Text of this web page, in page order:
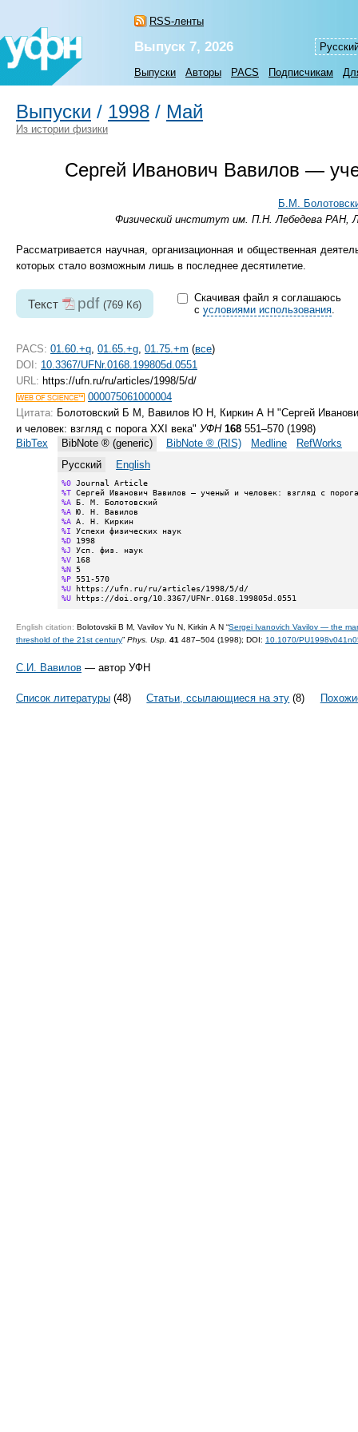
RSS-ленты
Выпуск 7, 2026
Выпуски Авторы PACS Подписчикам
Выпуски / 1998 / Май
Из истории физики
Сергей Иванович Вавилов —
Б.М.
Физический институт им. П.Н. Лебедева РАН,
Рассматривается научная, организационная и общественная
которых стало возможным лишь в последнее десятилетие.
Текст pdf (769 Кб)
Скачивая файл я соглашаюсь
с условиями использования.
PACS: 01.60.+q 01.65.+g 01.75.+m (все)
DOI: 10.3367/UFNr.0168.199805d.0551
URL: https://ufn.ru/ru/articles/1998/5/d/
000075061000004
Цитата: Болотовский Б М, Вавилов Ю Н, Киркин А Н "Сергей
и человек: взгляд с порога XXI века" УФН 168 551–570 (1998)
BibTex
BibNote ® (generic) BibNote ® (RIS) Medline
RefWorks
Русский
English
%0
%T
%A
%A
%A
%I
%D
%J
%V
%N
%P
%U
%U https://doi.org/10.3367/UFNr.0168.199805d.0551
English citation: Bolotovskii B M, Vavilov Yu N, Kirkin A N “Sergei Ivanovich Vavilov — the
threshold of the 21st century” Phys. Usp. 41 487–504 (1998); DOI: 10.1070/
С.И. Вавилов — автор УФН
Список литературы (48) Статьи, ссылающиеся на эту (8)